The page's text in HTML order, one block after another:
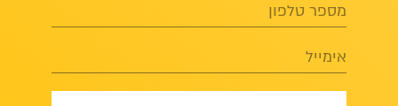
מספר טלפון
אימייל